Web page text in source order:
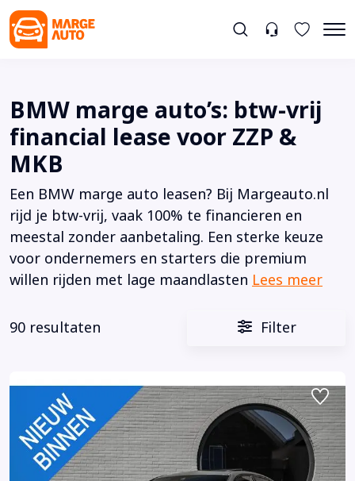
BMW marge auto’s: btw-vrij
financial lease voor ZZP &
MKB
Een BMW marge auto leasen? Bij Margeauto.nl
rijd je btw-vrij, vaak 100% te financieren en
meestal zonder aanbetaling. Een sterke keuze
voor ondernemers en starters die premium
willen rijden met lage maandlasten Lees meer
90 resultaten Filter